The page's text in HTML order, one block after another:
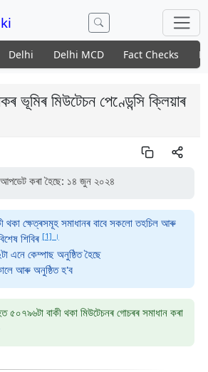
Delhi Delhi MCD Fact Checks
ভূমিৰ মিউটেচন পেণ্ডেন্সি ক্লিয়াৰ
আপডেট কৰা হৈছে: ১৪ জুন ২০২৪
থকা ক্ষেত্ৰসমূহ সমাধানৰ বাবে সকলো তহচিল আৰু
শিবিৰ[1] ।
এনে কেম্পাছ অনুষ্ঠিত হৈছে
আৰু অনুষ্ঠিত হ'ব
৫০৭৯৬টা বাকী থকা মিউটেচনৰ গোচৰৰ সমাধান কৰা